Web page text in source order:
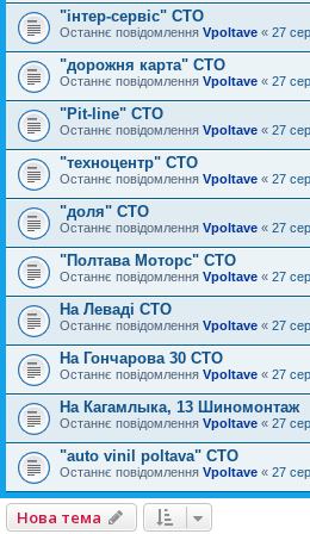
"інтер-сервіс" СТО
Останнє повідомлення Vpoltave « 27
"дорожня карта" СТО
Останнє повідомлення Vpoltave « 27
"Pit-line" СТО
Останнє повідомлення Vpoltave « 27
"техноцентр" СТО
Останнє повідомлення Vpoltave « 27
"доля" СТО
Останнє повідомлення Vpoltave « 27
"Полтава Моторс" СТО
Останнє повідомлення Vpoltave « 27
На Леваді СТО
Останнє повідомлення Vpoltave « 27
На Гончарова 30 СТО
Останнє повідомлення Vpoltave « 27
На Кагамлыка, 13 Шиномонтаж
Останнє повідомлення Vpoltave « 27
"auto vinil poltava" СТО
Останнє повідомлення Vpoltave « 27
Нова тема